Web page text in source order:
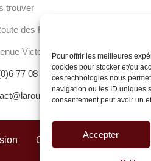
Pour offrir les meilleures
cookies pour stocker et/ou
ces technologies nous
navigation ou les ID uniques
consentement peut avoir un
Accepter
trouver
des Familles Brisées (RFB)
Victor Hugo, 40100 Dax
77 08 00 60
Cookies Faire un Don